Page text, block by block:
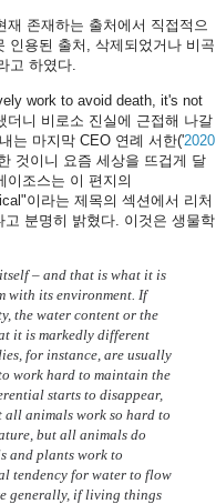
존재하는 출처에서 직접적으
인용된 출처, 삭제되었거나 비곡
고 하였다.
work to avoid death, it's not
더니 비로소 진실에 근접해 나갈
는 마지막 CEO 연례 서한('2020
것이니 요즘 세상을 뜨겁게 달
이조스는 이 편지의
이라는 제목의 섹션에서 리처
분명히 밝혔다. 이것은 생물학
– and that is what it is
with its environment. If
the water content or the
it is markedly different
for instance, are usually
work hard to maintain the
starts to disappear,
all animals work so hard to
but all animals do
and plants work to
tendency for water to flow
generally, if living things